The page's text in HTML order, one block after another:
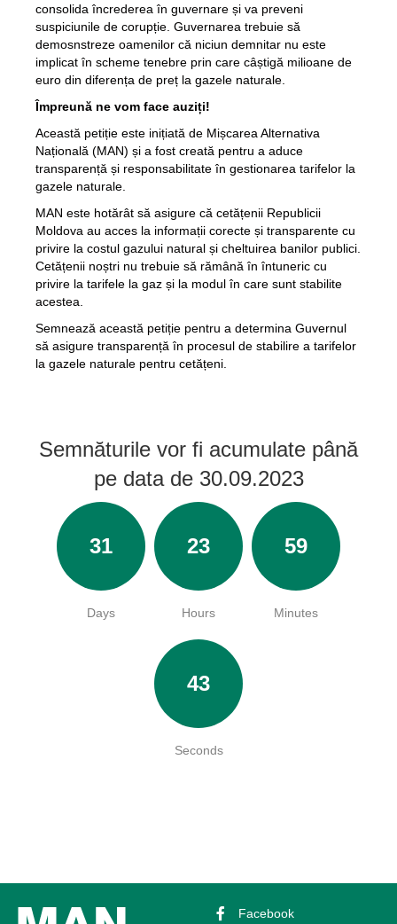
consolida încrederea în guvernare și va preveni
suspiciunile de corupție. Guvernarea trebuie să
demosnstreze oamenilor că niciun demnitar nu este
implicat în scheme tenebre prin care câștigă milioane de
euro din diferența de preț la gazele naturale.
Împreună ne vom face auziți!
Această petiție este inițiată de Mișcarea Alternativa
Națională (MAN) și a fost creată pentru a aduce
transparență și responsabilitate în gestionarea tarifelor la
gazele naturale.
MAN este hotărât să asigure că cetățenii Republicii
Moldova au acces la informații corecte și transparente cu
privire la costul gazului natural și cheltuirea banilor publici.
Cetățenii noștri nu trebuie să rămână în întuneric cu
privire la tarifele la gaz și la modul în care sunt stabilite
acestea.
Semnează această petiție pentru a determina Guvernul
să asigure transparență în procesul de stabilire a tarifelor
la gazele naturale pentru cetățeni.
Semnăturile vor fi acumulate până
pe data de 30.09.2023
31
Days
23
Hours
59
Minutes
43
Seconds
Facebook